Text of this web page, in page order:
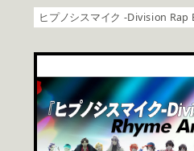
ヒプノシスマイク -Division Rap